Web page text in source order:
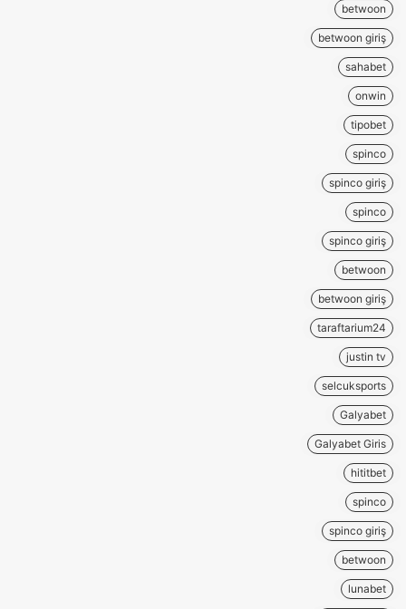
betwoon
betwoon giriş
sahabet
onwin
tipobet
spinco
spinco giriş
spinco
spinco giriş
betwoon
betwoon giriş
taraftarium24
justin tv
selcuksports
Galyabet
Galyabet Giris
hititbet
spinco
spinco giriş
betwoon
lunabet